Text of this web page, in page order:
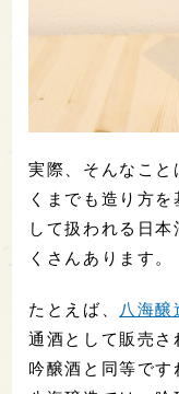
実際、そんなこと
くまでも造り方
して扱われる日
くさんあります。
たとえば、 八海醸
通酒として販売さ
吟醸酒と同等です